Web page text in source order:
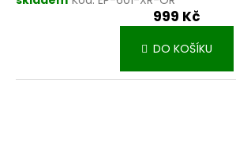
999 Kč
DO KOŠÍKU